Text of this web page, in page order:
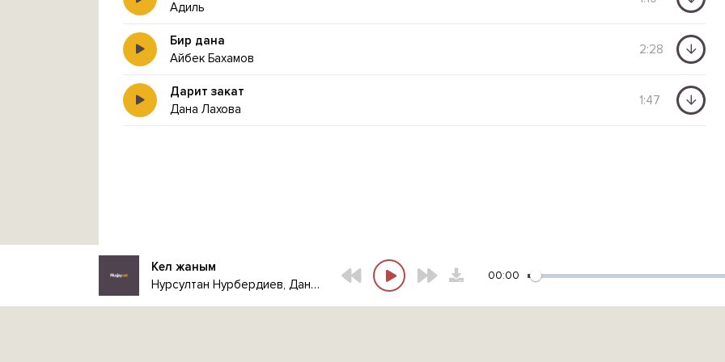
Адиль
Бир дана
Айбек Бахамов
2:28
Дарит закат
Дана Лахова
1:47
Кел жаным
Нурсултан Нурбердиев, Дана Кентай
00:00